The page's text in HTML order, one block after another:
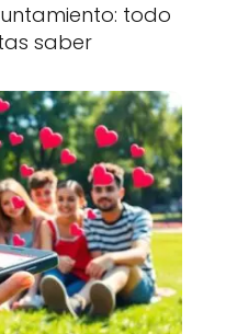
todo
saber